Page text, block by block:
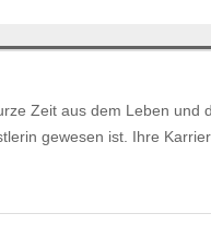
Zeit aus dem Leben und
gewesen ist. Ihre